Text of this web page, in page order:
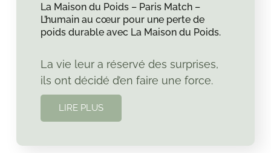
La Maison du Poids – Paris Match –
L’humain au cœur pour une perte de
poids durable avec La Maison du Poids.
La vie leur a réservé des surprises,
ils ont décidé d’en faire une force.
LIRE PLUS